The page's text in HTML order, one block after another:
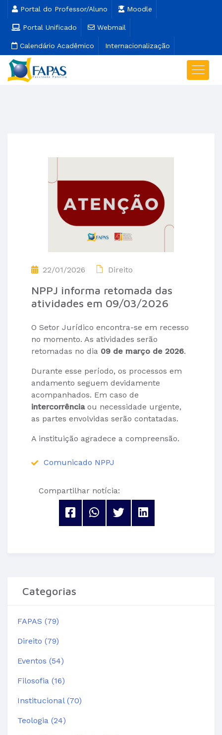
Portal do Professor/Aluno Moodle
Portal Unificado Webmail
Calendário Acadêmico Internacionalização
22/01/2026 Direito
NPPJ informa retomada das
atividades em 09/03/2026
O Setor Jurídico encontra-se em recesso
no momento. As atividades serão
retomadas no dia 09 de março de 2026.
Durante esse período, os processos em
andamento seguem devidamente
acompanhados. Em caso de
intercorrênciaou necessidade urgente,
as partes envolvidas serão contatadas.
A instituição agradece a compreensão.
Comunicado NPPJ
Compartilhar notícia:
Categorias
FAPAS (79)
Direito (79)
Eventos (54)
Filosofia (16)
Institucional (70)
Teologia (24)